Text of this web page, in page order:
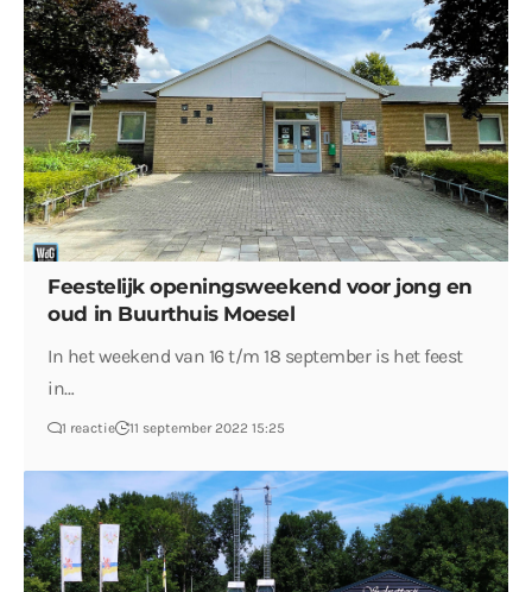
Feestelijk openingsweekend voor jong en
oud in Buurthuis Moesel
In het weekend van 16 t/m 18 september is het feest
in…
1 reactie 11 september 2022 15:25